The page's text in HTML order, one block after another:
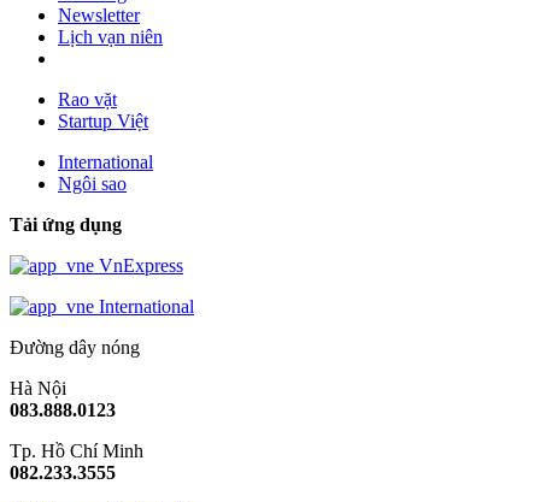
Newsletter
Lịch vạn niên
Rao vặt
Startup Việt
International
Ngôi sao
Tải ứng dụng
VnExpress
International
Đường dây nóng
Hà Nội
083.888.0123
Tp. Hồ Chí Minh
082.233.3555